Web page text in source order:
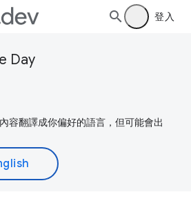
登入
Day
容翻譯成你偏好的語言，但可能會出